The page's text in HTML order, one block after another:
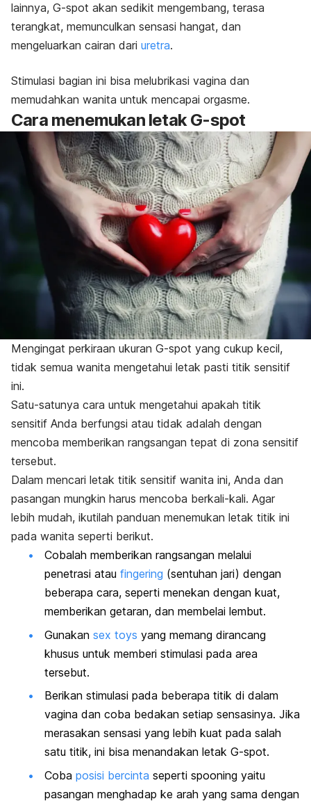
lainnya, G-spot akan sedikit mengembang, terasa
terangkat, memunculkan sensasi hangat, dan
mengeluarkan cairan dari uretra.
Stimulasi bagian ini bisa melubrikasi vagina dan
memudahkan wanita untuk mencapai orgasme.
Cara menemukan letakG-spot
Mengingat perkiraan ukuran G-spot yang cukup kecil,
tidak semua wanita mengetahui letak pasti titik sensitif
ini.
Satu-satunya cara untuk mengetahui apakah titik
sensitif Anda berfungsi atau tidak adalah dengan
mencoba memberikan rangsangan tepat di zona sensitif
tersebut.
Dalam mencari letak titik sensitif wanita ini, Anda dan
pasangan mungkin harus mencoba berkali-kali. Agar
lebih mudah, ikutilah panduan menemukan letak titik ini
pada wanita seperti berikut.
Cobalah memberikan rangsangan melalui
penetrasi atau fingering (sentuhan jari) dengan
beberapa cara, seperti menekan dengan kuat,
memberikan getaran, dan membelai lembut.
Gunakan sex toys yang memang dirancang
khusus untuk memberi stimulasi pada area
tersebut.
Berikan stimulasi pada beberapa titik di dalam
vagina dan coba bedakan setiap sensasinya. Jika
merasakan sensasi yang lebih kuat pada salah
satu titik, ini bisa menandakan letak G-spot.
Coba posisi bercinta seperti spooning yaitu
pasangan menghadap ke arah yang sama dengan